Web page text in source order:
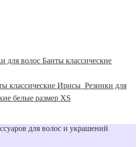
классические Ирисы Резинки для
белые размер XS
для волос и украшений